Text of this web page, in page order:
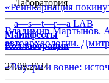
«Реинкарнация
Владимир Мартынов.
автоархеологии.
«Внутри и вовне:
Лаборатория
a—s—t—r—a LAB
Манифесты
Коллаборации
24.08.2024